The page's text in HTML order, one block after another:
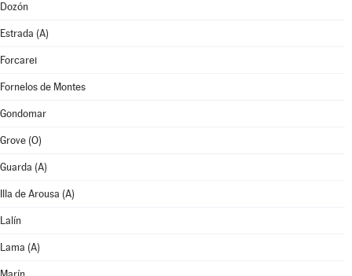
Dozón
Estrada (A)
Forcarei
Fornelos de Montes
Gondomar
Grove (O)
Guarda (A)
Illa de Arousa (A)
Lalín
Lama (A)